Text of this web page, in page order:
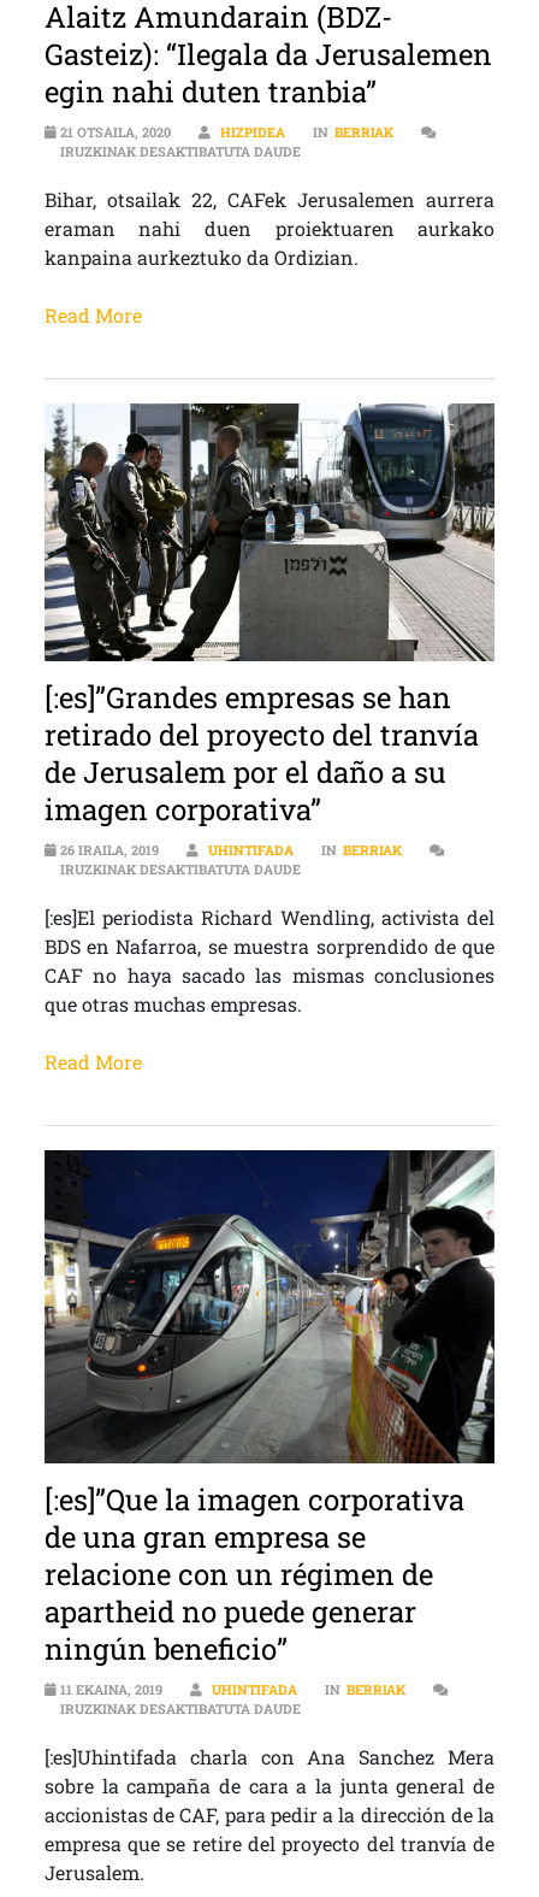
Alaitz Amundarain (BDZ-
Gasteiz): “Ilegala da Jerusalemen
egin nahi duten tranbia”
21 OTSAILA, 2020 HIZPIDEA IN BERRIAK
IRUZKINAK DESAKTIBATUTA DAUDEALAITZ AMUNDARAIN (BDZ-
Bihar, otsailak 22, CAFek Jerusalemen aurrera
eraman nahi duen proiektuaren aurkako
kanpaina aurkeztuko da Ordizian.
Read More
[:es]”Grandes empresas se han
retirado del proyecto del tranvía
de Jerusalem por el daño a su
imagen corporativa”
26 IRAILA, 2019 UHINTIFADA IN BERRIAK
IRUZKINAK DESAKTIBATUTA DAUDE[:ES]”GRANDES EMPRESAS SE
[:es]El periodista Richard Wendling, activista del
BDS en Nafarroa, se muestra sorprendido de que
CAF no haya sacado las mismas conclusiones
que otras muchas empresas.
Read More
[:es]”Que la imagen corporativa
de una gran empresa se
relacione con un régimen de
apartheid no puede generar
ningún beneficio”
11 EKAINA, 2019 UHINTIFADA IN BERRIAK
IRUZKINAK DESAKTIBATUTA DAUDE[:ES]”QUE LA IMAGEN
[:es]Uhintifada charla con Ana Sanchez Mera
sobre la campaña de cara a la junta general de
accionistas de CAF, para pedir a la dirección de la
empresa que se retire del proyecto del tranvía de
Jerusalem.